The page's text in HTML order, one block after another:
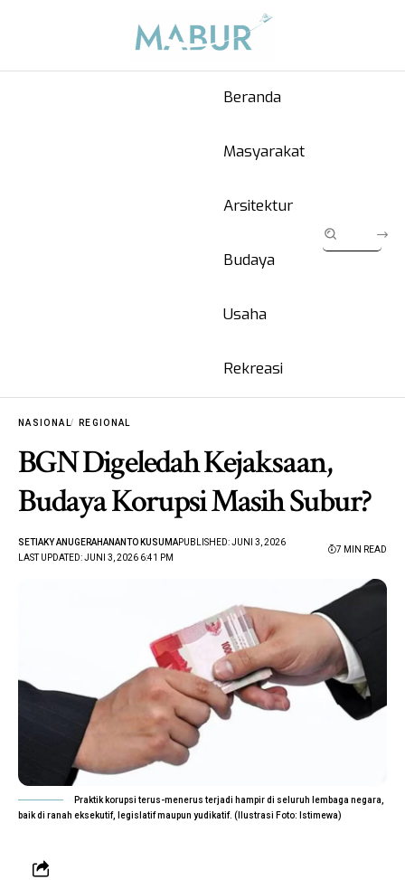
Beranda
Masyarakat
Arsitektur
Budaya
Usaha
Rekreasi
NASIONAL REGIONAL
BGN Digeledah Kejaksaan,
Budaya Korupsi Masih Subur?
LAST UPDATED: JUNI 3, 2026 6:41 PM
SETIAKY ANUGERAHANANTO KUSUMAPUBLISHED: JUNI 3, 2026
7 MIN READ
Praktik korupsi terus-menerus terjadi hampir di seluruh lembaga negara,
baik di ranah eksekutif, legislatif maupun yudikatif. (Ilustrasi Foto: Istimewa)